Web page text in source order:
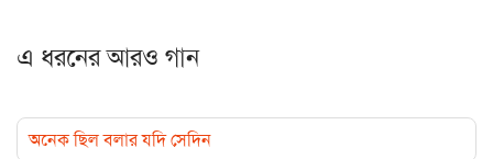
এ ধরনের আরও গান
অনেক ছিল বলার যদি সেদিন